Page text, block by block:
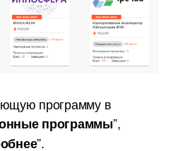
программу в
программы”,
”.